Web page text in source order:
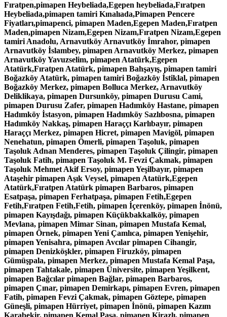
Fıratpen,pimapen Heybeliada,Egepen heybeliada,Fıratpen
Heybeliada,pimapen tamiri Kınalıada,Pimapen Pencere
Fiyatları,pimapenci, pimapen Maden,Egepen Maden,Fıratpen
Maden,pimapen Nizam,Egepen Nizam,Fıratpen Nizam,Egepen
tamiri Anadolu, Arnavutköy Arnavutköy İmrahor, pimapen
Arnavutköy İslambey, pimapen Arnavutköy Merkez, pimapen
Arnavutköy Yavuzselim, pimapen Atatürk,Egepen
Atatürk,Fıratpen Atatürk, pimapen Bahşayış, pimapen tamiri
Boğazköy Atatürk, pimapen tamiri Boğazköy İstiklal, pimapen
Boğazköy Merkez, pimapen Bolluca Merkez, Arnavutköy
Deliklikaya, pimapen Dursunköy, pimapen Durusu Cami,
pimapen Durusu Zafer, pimapen Hadımköy Hastane, pimapen
Hadımköy İstasyon, pimapen Hadımköy Sazlıbosna, pimapen
Hadımköy Nakkaş, pimapen Haraççı Karlıbayır, pimapen
Haraççı Merkez, pimapen Hicret, pimapen Mavigöl, pimapen
Nenehatun, pimapen Ömerli, pimapen Taşoluk, pimapen
Taşoluk Adnan Menderes, pimapen Taşoluk Çilingir, pimapen
Taşoluk Fatih, pimapen Taşoluk M. Fevzi Çakmak, pimapen
Taşoluk Mehmet Akif Ersoy, pimapen Yeşilbayır, pimapen
Ataşehir pimapen Aşık Veysel, pimapen Atatürk,Egepen
Atatürk,Fıratpen Atatürk pimapen Barbaros, pimapen
Esatpaşa, pimapen Ferhatpaşa, pimapen Fetih,Egepen
Fetih,Fıratpen Fetih,Fetih, pimapen İçerenköy, pimapen İnönü,
pimapen Kayışdağı, pimapen Küçükbakkalköy, pimapen
Mevlana, pimapen Mimar Sinan, pimapen Mustafa Kemal,
pimapen Örnek, pimapen Yeni Çamlıca, pimapen Yenişehir,
pimapen Yenisahra, pimapen Avcılar pimapen Cihangir,
pimapen Denizköşkler, pimapen Firuzköy, pimapen
Gümüşpala, pimapen Merkez, pimapen Mustafa Kemal Paşa,
pimapen Tahtakale, pimapen Üniversite, pimapen Yeşilkent,
pimapen Bağcılar pimapen Bağlar, pimapen Barbaros,
pimapen Çınar, pimapen Demirkapı, pimapen Evren, pimapen
Fatih, pimapen Fevzi Çakmak, pimapen Göztepe, pimapen
Güneşli, pimapen Hürriyet, pimapen İnönü, pimapen Kazım
Karabekir, pimapen Kemal Paşa, pimapen Kirazlı, pimapen